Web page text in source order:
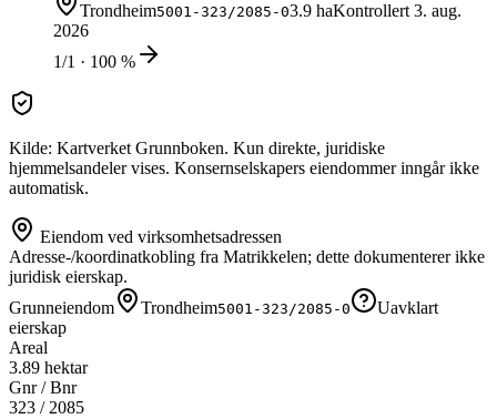
Trondheim5001-323/2085-03.9 haKontrollert3. aug.
2026
1/1 · 100 %
Kilde: Kartverket Grunnboken. Kun direkte, juridiske
hjemmelsandeler vises. Konsernselskapers eiendommer inngår ikke
automatisk.
Eiendom ved virksomhetsadressen
Adresse-/koordinatkobling fra Matrikkelen; dette dokumenterer ikke
juridisk eierskap.
Grunneiendom
Trondheim5001-323/2085-0
Uavklart
eierskap
Areal
3.89 hektar
Gnr / Bnr
323 /2085